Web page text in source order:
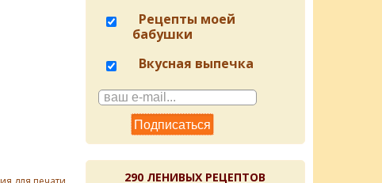
Рецепты моей
бабушки
Вкусная выпечка
290 ЛЕНИВЫХ РЕЦЕПТОВ